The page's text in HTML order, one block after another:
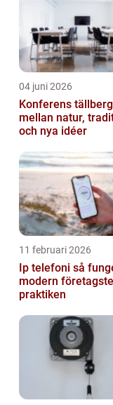
valen för
04 juni 2026
Konferens tällberg möten
mellan natur,
och nya idéer
11 februari 2026
Ip telefoni så fungerar
modern
praktiken